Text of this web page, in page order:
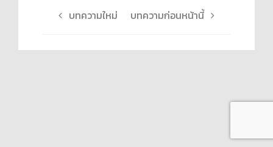
บทความใหม่ บทความก่อนหน้านี้